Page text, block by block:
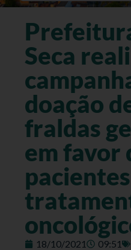
Seca
doação
fraldas
em favor
18/10/2021 09:51